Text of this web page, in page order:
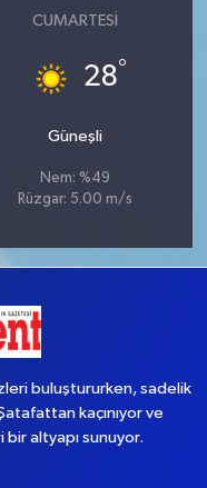
CUMARTESI
28°
Güneşli
Nem: %49
Rüzgar: 5.00 m/s
buluştururken, sadelik
kaçınıyor ve
altyapı sunuyor.